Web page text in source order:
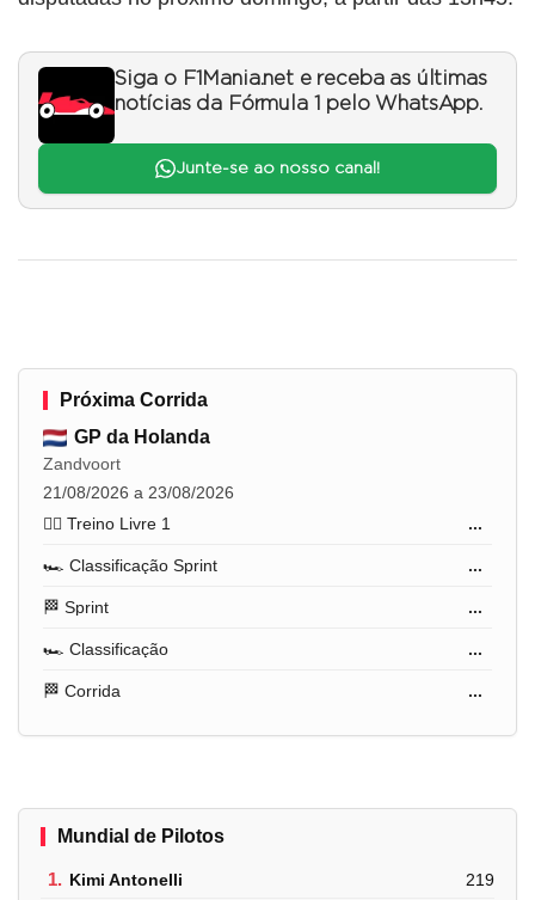
Siga o F1Mania.net e receba as últimas
notícias da Fórmula 1 pelo WhatsApp.
Junte-se ao nosso canal!
Próxima Corrida
GP da Holanda
Zandvoort
21/08/2026 a 23/08/2026
🏋️‍♂️ Treino Livre 1
...
🏎️ Classificação Sprint ...
🏁 Sprint ...
🏎️ Classificação ...
🏁 Corrida ...
Mundial de Pilotos
1. Kimi Antonelli 219